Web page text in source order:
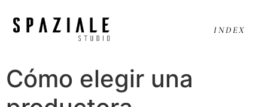
INDEX
Cómo elegir una